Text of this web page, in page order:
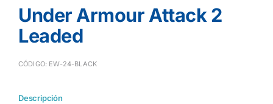
Under Armour Attack 2
Leaded
CÓDIGO: EW-24-BLACK
Descripción